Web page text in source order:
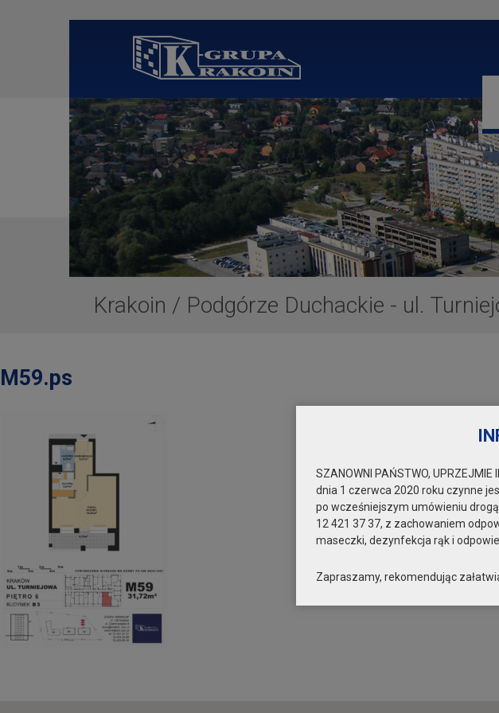
Krakoin / Podgórze Duchackie - ul.
M59.ps
SZANOWNI PAŃSTWO, UPRZEJMIE
dnia 1 czerwca 2020 roku czynne
po wcześniejszym umówieniu
12 421 37 37, z zachowaniem
maseczki, dezynfekcja rąk i
Zapraszamy, rekomendując